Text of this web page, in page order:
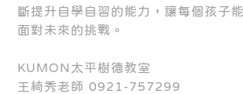
斷提升自學自習的能力，讓每個孩子
面對未來的挑戰。
KUMON太平樹德教室
王綺秀老師 0921-757299